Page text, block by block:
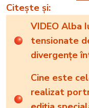
Citește și:
VIDEO Alba
tensionate
divergențe
Cine este
realizat